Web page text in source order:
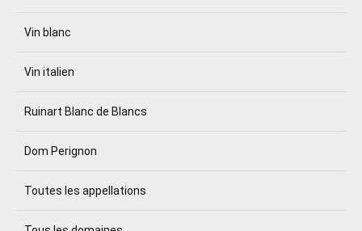
Vin blanc
Vin italien
Ruinart Blanc de Blancs
Dom Perignon
Toutes les appellations